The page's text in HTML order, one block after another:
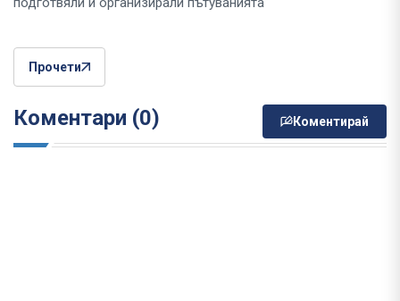
Прочети
Коментари (0) Коментирай